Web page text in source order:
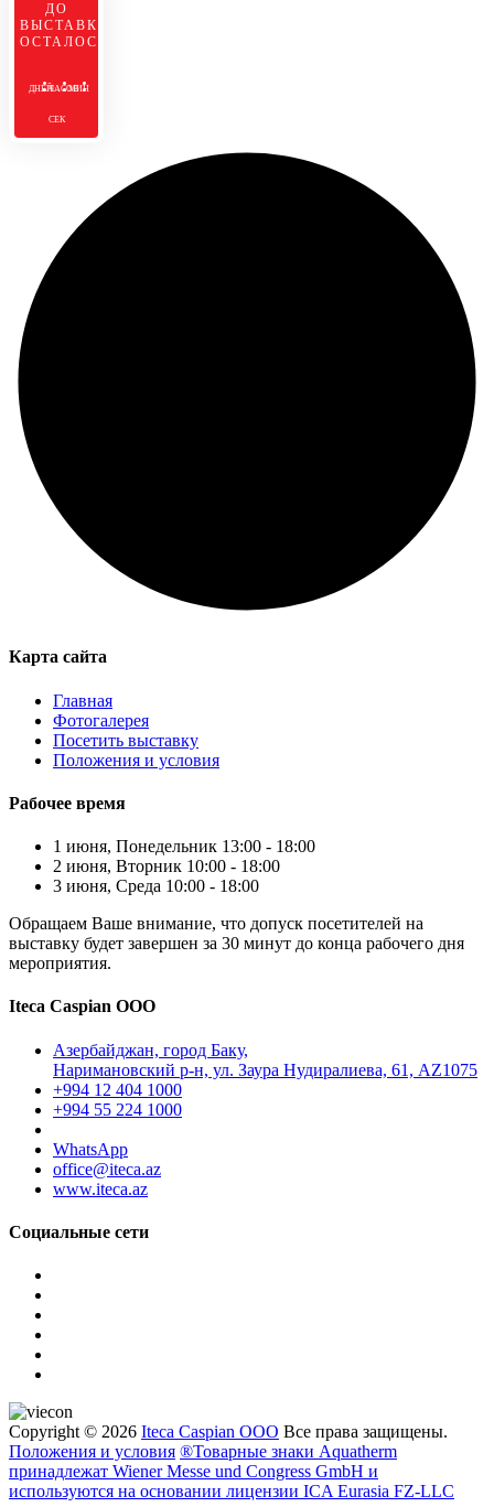
ДО
ВЫСТАВКИ
ОСТАЛОСЬ:
ДНЕЙЧАСОВМИН
СЕК
Карта сайта
Главная
Фотогалерея
Посетить выставку
Положения и условия
Рабочее время
1 июня, Понедельник 13:00 - 18:00
2 июня, Вторник 10:00 - 18:00
3 июня, Среда 10:00 - 18:00
Обращаем Ваше внимание, что допуск посетителей на
выставку будет завершен за 30 минут до конца рабочего дня
мероприятия.
Iteca Caspian OOO
Азербайджан, город Баку,
Наримановский р-н, ул. Заура Нудиралиева, 61, AZ1075
+994 12 404 1000
+994 55 224 1000
WhatsApp
office@iteca.az
www.iteca.az
Социальные сети
Copyright © 2026 Iteca Caspian OOO Все права защищены.
Положения и условия ®Товарные знаки Aquatherm
принадлежат Wiener Messe und Congress GmbH и
используются на основании лицензии ICA Eurasia FZ-LLC